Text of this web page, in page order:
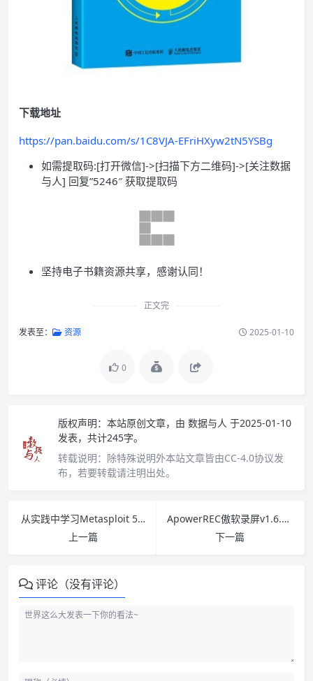
下载地址
https://pan.baidu.com/s/1C8VJA-EFriHXyw2tN5YSBg
如需提取码:[打开微信]->[扫描下方二维码]->[关注数据
与人] 回复”5246″ 获取提取码
坚持电子书籍资源共享，感谢认同！
正文完
发表至： 资源 2025-01-10
0
版权声明： 本站原创文章，由 数据与人 于2025-01-10
发表，共计245字。
转载说明： 除特殊说明外本站文章皆由CC-4.0协议发
布，若要转载请注明出处。
从实践中学习Metasploit 5渗透测试 PDF下载
上一篇
ApowerREC傲软录屏v1.6.5.8.0 破解版下载
下一篇
评论（没有评论）